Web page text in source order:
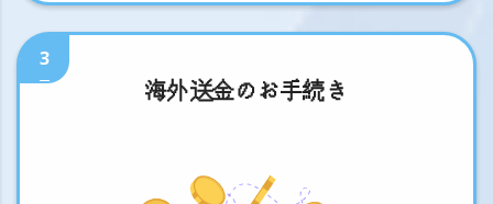
3
海外送金のお手続き